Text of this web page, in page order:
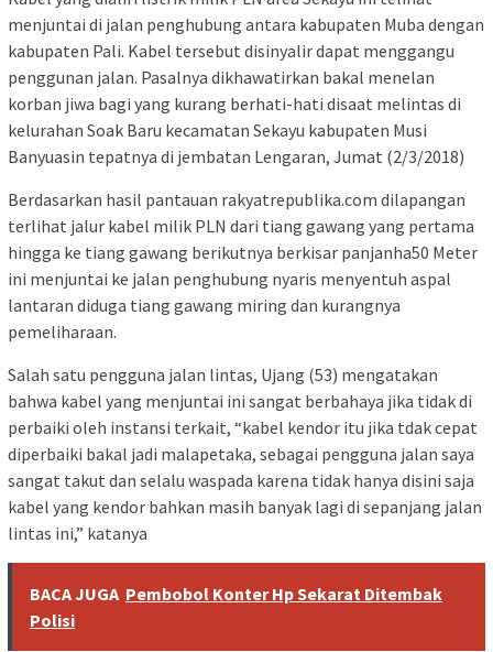
menjuntai di jalan penghubung antara kabupaten Muba dengan
kabupaten Pali. Kabel tersebut disinyalir dapat menggangu
penggunan jalan. Pasalnya dikhawatirkan bakal menelan
korban jiwa bagi yang kurang berhati-hati disaat melintas di
kelurahan Soak Baru kecamatan Sekayu kabupaten Musi
Banyuasin tepatnya di jembatan Lengaran, Jumat (2/3/2018)
Berdasarkan hasil pantauan rakyatrepublika.com dilapangan
terlihat jalur kabel milik PLN dari tiang gawang yang pertama
hingga ke tiang gawang berikutnya berkisar panjanha50 Meter
ini menjuntai ke jalan penghubung nyaris menyentuh aspal
lantaran diduga tiang gawang miring dan kurangnya
pemeliharaan.
Salah satu pengguna jalan lintas, Ujang (53) mengatakan
bahwa kabel yang menjuntai ini sangat berbahaya jika tidak di
perbaiki oleh instansi terkait, “kabel kendor itu jika tdak cepat
diperbaiki bakal jadi malapetaka, sebagai pengguna jalan saya
sangat takut dan selalu waspada karena tidak hanya disini saja
kabel yang kendor bahkan masih banyak lagi di sepanjang jalan
lintas ini,” katanya
BACA JUGA Pembobol Konter Hp Sekarat Ditembak
Polisi